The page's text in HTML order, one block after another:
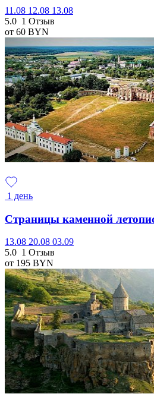
11.08 12.08 13.08
5.0 1 Отзыв
от 60 BYN
1 день
Страницы каменной
13.08 20.08 03.09
5.0 1 Отзыв
от 195 BYN